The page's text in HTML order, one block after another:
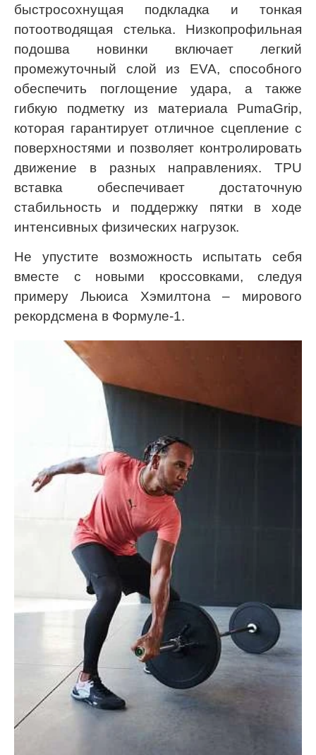
быстросохнущая подкладка и тонкая
потоотводящая стелька. Низкопрофильная
подошва новинки включает легкий
промежуточный слой из EVA, способного
обеспечить поглощение удара, а также
гибкую подметку из материала PumaGrip,
которая гарантирует отличное сцепление с
поверхностями и позволяет контролировать
движение в разных направлениях. TPU
вставка обеспечивает достаточную
стабильность и поддержку пятки в ходе
интенсивных физических нагрузок.
Не упустите возможность испытать себя
вместе с новыми кроссовками, следуя
примеру Льюиса Хэмилтона – мирового
рекордсмена в Формуле-1.